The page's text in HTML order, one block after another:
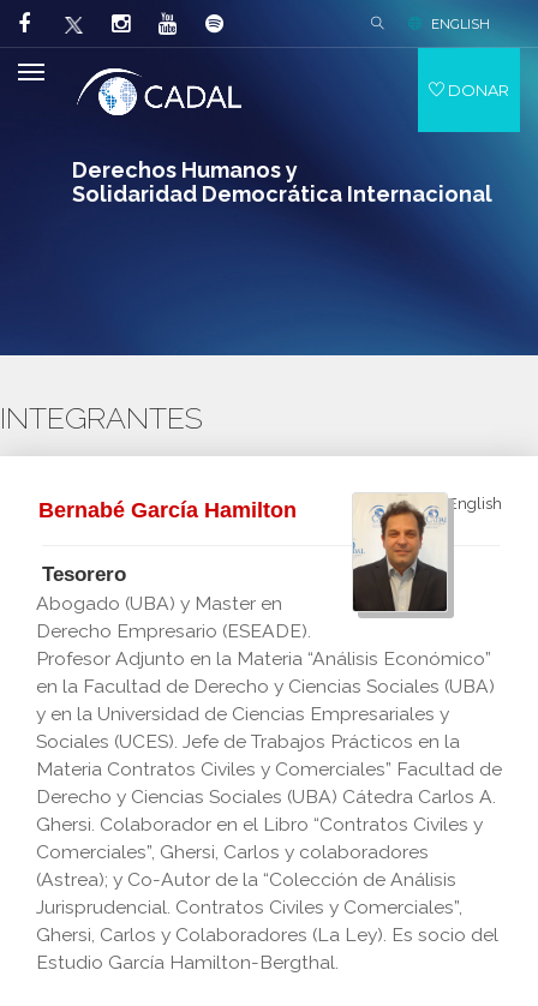
Derechos Humanos y
Solidaridad Democrática Internacional
ENGLISH
DONAR
INTEGRANTES
English
Bernabé García Hamilton
Tesorero
Abogado (UBA) y Master en
Derecho Empresario (ESEADE).
Profesor Adjunto en la Materia “Análisis Económico”
en la Facultad de Derecho y Ciencias Sociales (UBA)
y en la Universidad de Ciencias Empresariales y
Sociales (UCES). Jefe de Trabajos Prácticos en la
Materia Contratos Civiles y Comerciales” Facultad de
Derecho y Ciencias Sociales (UBA) Cátedra Carlos A.
Ghersi. Colaborador en el Libro “Contratos Civiles y
Comerciales”, Ghersi, Carlos y colaboradores
(Astrea); y Co-Autor de la “Colección de Análisis
Jurisprudencial. Contratos Civiles y Comerciales”,
Ghersi, Carlos y Colaboradores (La Ley). Es socio del
Estudio García Hamilton-Bergthal.